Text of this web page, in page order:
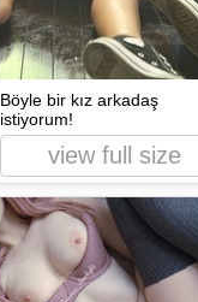
Böyle bir kız arkadaş
istiyorum!
view full size